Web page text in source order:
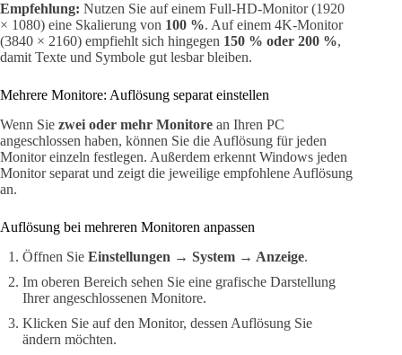
Empfehlung: Nutzen Sie auf einem Full-HD-Monitor (1920
× 1080) eine Skalierung von 100 %. Auf einem 4K-Monitor
(3840 × 2160) empfiehlt sich hingegen 150 % oder 200 %,
damit Texte und Symbole gut lesbar bleiben.
Mehrere Monitore: Auflösung separat einstellen
Wenn Sie zwei oder mehr Monitore an Ihren PC
angeschlossen haben, können Sie die Auflösung für jeden
Monitor einzeln festlegen. Außerdem erkennt Windows jeden
Monitor separat und zeigt die jeweilige empfohlene Auflösung
an.
Auflösung bei mehreren Monitoren anpassen
Öffnen Sie Einstellungen → System → Anzeige.
Im oberen Bereich sehen Sie eine grafische Darstellung
Ihrer angeschlossenen Monitore.
Klicken Sie auf den Monitor, dessen Auflösung Sie
ändern möchten.